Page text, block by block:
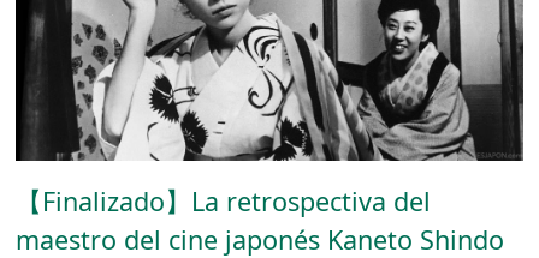
【Finalizado】La retrospectiva del
maestro del cine japonés Kaneto Shindo